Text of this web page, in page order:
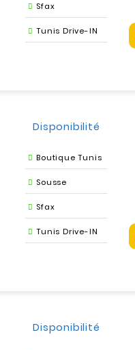
Sfax
Tunis Drive-IN
Disponibilité
Boutique Tunis
Sousse
Sfax
Tunis Drive-IN
Disponibilité